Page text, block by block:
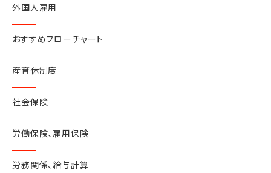
外国人雇用
おすすめフローチャート
産育休制度
社会保険
労働保険、雇用保険
労務関係、給与計算